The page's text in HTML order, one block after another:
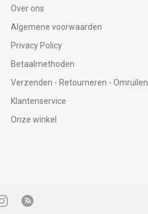
Over ons
Algemene voorwaarden
Privacy Policy
Betaalmethoden
Verzenden - Retourneren - Omruilen
Klantenservice
Onze winkel